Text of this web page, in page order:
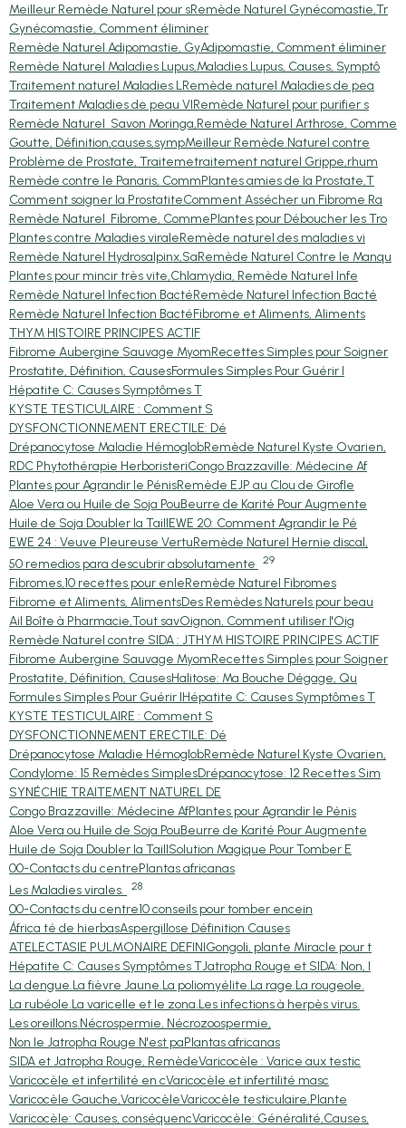
Meilleur Remède Naturel pour sRemède Naturel Gynécomastie,Tr
Gynécomastie, Comment éliminer
Remède Naturel Adipomastie, GyAdipomastie, Comment éliminer
Remède Naturel Maladies Lupus,Maladies Lupus, Causes, Symptô
Traitement naturel Maladies LRemède naturel Maladies de pea
Traitement Maladies de peau VIRemède Naturel pour purifier s
Remède Naturel Savon Moringa,Remède Naturel Arthrose, Comme
Goutte, Définition,causes,sympMeilleur Remède Naturel contre
Problème de Prostate, Traitemetraitement naturel Grippe,rhum
Remède contre le Panaris, CommPlantes amies de la Prostate,T
Comment soigner la ProstatiteComment Assécher un Fibrome Ra
Remède Naturel Fibrome, CommePlantes pour Déboucher les Tro
Plantes contre Maladies viraleRemède naturel des maladies vi
Remède Naturel Hydrosalpinx,SaRemède Naturel Contre le Manqu
Plantes pour mincir très vite,Chlamydia, Remède Naturel Infe
Remède Naturel Infection BactéRemède Naturel Infection Bacté
Remède Naturel Infection BactéFibrome et Aliments, Aliments
THYM HISTOIRE PRINCIPES ACTIF
Fibrome Aubergine Sauvage MyomRecettes Simples pour Soigner
Prostatite, Définition, CausesFormules Simples Pour Guérir l
Hépatite C: Causes Symptômes T
KYSTE TESTICULAIRE : Comment S
DYSFONCTIONNEMENT ERECTILE: Dé
Drépanocytose Maladie HémoglobRemède Naturel Kyste Ovarien,
RDC Phytothérapie HerboristeriCongo Brazzaville: Médecine Af
Plantes pour Agrandir le PénisRemède EJP au Clou de Girofle
Aloe Vera ou Huile de Soja PouBeurre de Karité Pour Augmente
Huile de Soja Doubler la TaillEWE 20: Comment Agrandir le Pé
EWE 24 : Veuve Pleureuse VertuRemède Naturel Hernie discal,
50 remedios para descubrir absolutamente
29
Fibromes,10 recettes pour enleRemède Naturel Fibromes
Fibrome et Aliments, AlimentsDes Remèdes Naturels pour beau
Ail Boîte à Pharmacie,Tout savOignon, Comment utiliser l'Oig
Remède Naturel contre SIDA : JTHYM HISTOIRE PRINCIPES ACTIF
Fibrome Aubergine Sauvage MyomRecettes Simples pour Soigner
Prostatite, Définition, CausesHalitose: Ma Bouche Dégage, Qu
Formules Simples Pour Guérir lHépatite C: Causes Symptômes T
KYSTE TESTICULAIRE : Comment S
DYSFONCTIONNEMENT ERECTILE: Dé
Drépanocytose Maladie HémoglobRemède Naturel Kyste Ovarien,
Condylome: 15 Remèdes SimplesDrépanocytose: 12 Recettes Sim
SYNÉCHIE TRAITEMENT NATUREL DE
Congo Brazzaville: Médecine AfPlantes pour Agrandir le Pénis
Aloe Vera ou Huile de Soja PouBeurre de Karité Pour Augmente
Huile de Soja Doubler la TaillSolution Magique Pour Tomber E
00-Contacts du centrePlantas africanas
Les Maladies virales.
28
00-Contacts du centre10 conseils pour tomber encein
África té de hierbasAspergillose Définition Causes
ATELECTASIE PULMONAIRE DEFINIGongoli, plante Miracle pour t
Hépatite C: Causes Symptômes TJatropha Rouge et SIDA: Non, l
La dengue.La fièvre Jaune.La poliomyélite.La rage.La rougeole.
La rubéole.La varicelle et le zona.Les infections à herpès virus.
Les oreillons.Nécrospermie, Nécrozoospermie,
Non le Jatropha Rouge N'est paPlantas africanas
SIDA et Jatropha Rouge, RemèdeVaricocèle : Varice aux testic
Varicocèle et infertilité en cVaricocèle et infertilité masc
Varicocèle Gauche,VaricocèleVaricocèle testiculaire,Plante
Varicocèle: Causes, conséquencVaricocèle: Généralité,Causes,